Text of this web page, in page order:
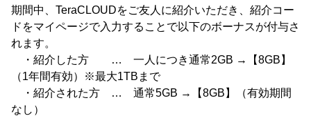
期間中、TeraCLOUDをご友人に紹介いただき、紹介コー
ドをマイページで入力することで以下のボーナスが付与さ
れます。
・紹介した方 … 一人につき通常2GB →【8GB】
（1年間有効）※最大1TBまで
・紹介された方 … 通常5GB →【8GB】（有効期間
なし）